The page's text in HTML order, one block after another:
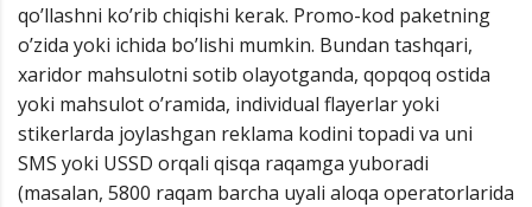
qo’llashni ko’rib chiqishi kerak. Promo-kod paketning
o’zida yoki ichida bo’lishi mumkin. Bundan tashqari,
xaridor mahsulotni sotib olayotganda, qopqoq ostida
yoki mahsulot o’ramida, individual flayerlar yoki
stikerlarda joylashgan reklama kodini topadi va uni
SMS yoki USSD orqali qisqa raqamga yuboradi
(masalan, 5800 raqam barcha uyali aloqa operatorlarida